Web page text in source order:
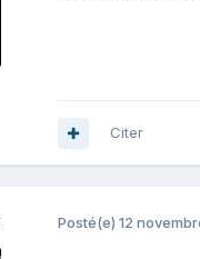
Citer
Posté(e) 12